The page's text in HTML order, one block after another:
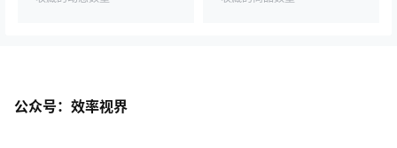
公众号：效率视界